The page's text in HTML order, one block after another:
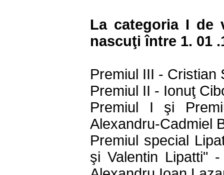
La categoria I de
nascuţi între 1. 01
Premiul III - Cristian
Premiul II - Ionuţ
Premiul I şi
Alexandru-Cadmiel
Premiul special
şi Valentin Lipatti"